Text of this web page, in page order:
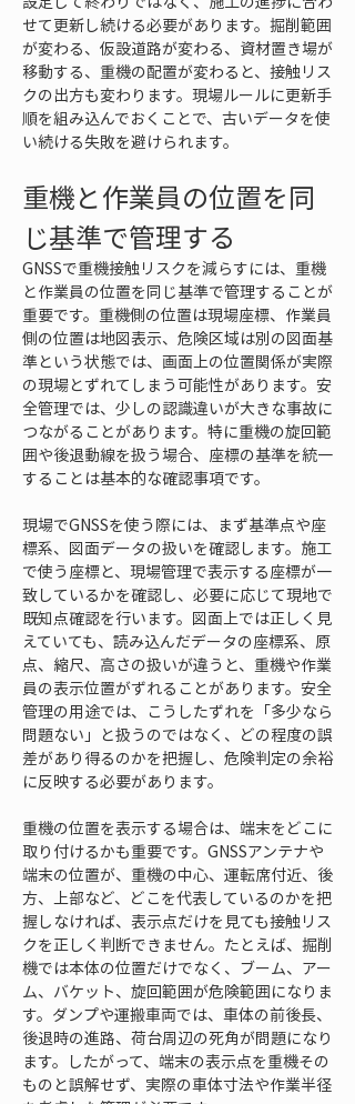
せて更新し続ける必要があります。掘削範囲
が変わる、仮設道路が変わる、資材置き場が
移動する、重機の配置が変わると、接触リス
クの出方も変わります。現場ルールに更新手
順を組み込んでおくことで、古いデータを使
い続ける失敗を避けられます。
重機と作業員の位置を同
じ基準で管理する
GNSSで重機接触リスクを減らすには、重機
と作業員の位置を同じ基準で管理することが
重要です。重機側の位置は現場座標、作業員
側の位置は地図表示、危険区域は別の図面基
準という状態では、画面上の位置関係が実際
の現場とずれてしまう可能性があります。安
全管理では、少しの認識違いが大きな事故に
つながることがあります。特に重機の旋回範
囲や後退動線を扱う場合、座標の基準を統一
することは基本的な確認事項です。
現場でGNSSを使う際には、まず基準点や座
標系、図面データの扱いを確認します。施工
で使う座標と、現場管理で表示する座標が一
致しているかを確認し、必要に応じて現地で
既知点確認を行います。図面上では正しく見
えていても、読み込んだデータの座標系、原
点、縮尺、高さの扱いが違うと、重機や作業
員の表示位置がずれることがあります。安全
管理の用途では、こうしたずれを「多少なら
問題ない」と扱うのではなく、どの程度の誤
差があり得るのかを把握し、危険判定の余裕
に反映する必要があります。
重機の位置を表示する場合は、端末をどこに
取り付けるかも重要です。GNSSアンテナや
端末の位置が、重機の中心、運転席付近、後
方、上部など、どこを代表しているのかを把
握しなければ、表示点だけを見ても接触リス
クを正しく判断できません。たとえば、掘削
機では本体の位置だけでなく、ブーム、アー
ム、バケット、旋回範囲が危険範囲になりま
す。ダンプや運搬車両では、車体の前後長、
後退時の進路、荷台周辺の死角が問題になり
ます。したがって、端末の表示点を重機その
ものと誤解せず、実際の車体寸法や作業半径